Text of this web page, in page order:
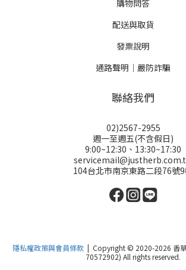
購物問答
配送與取貨
發票說明
通路聲明｜嚴防詐騙
聯絡我們
02)2567-2955
週一至週五(不含假日)
9:00~12:30、13:30~17:30
104台北市南京東路二段76號
隱私權政策與會員條款 | Copyright © 2020-2026 香
70572902) All rights reserved.